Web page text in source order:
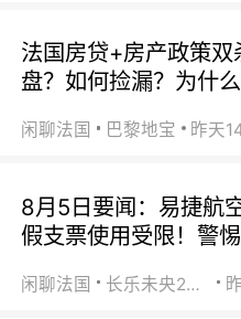
法国房贷+房产政策
盘？如何捡漏？为什
闲聊法国 巴黎地宝 昨天
8月5日要闻：易捷航
假支票使用受限！警
闲聊法国 长乐未央2015